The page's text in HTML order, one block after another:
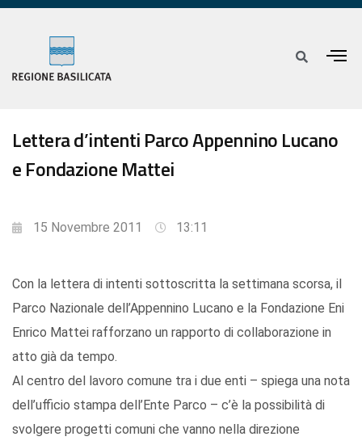
Lettera d’intenti Parco Appennino Lucano
e Fondazione Mattei
15 Novembre 2011 13:11
Con la lettera di intenti sottoscritta la settimana scorsa, il
Parco Nazionale dell’Appennino Lucano e la Fondazione Eni
Enrico Mattei rafforzano un rapporto di collaborazione in
atto già da tempo.
Al centro del lavoro comune tra i due enti – spiega una nota
dell’ufficio stampa dell’Ente Parco – c’è la possibilità di
svolgere progetti comuni che vanno nella direzione